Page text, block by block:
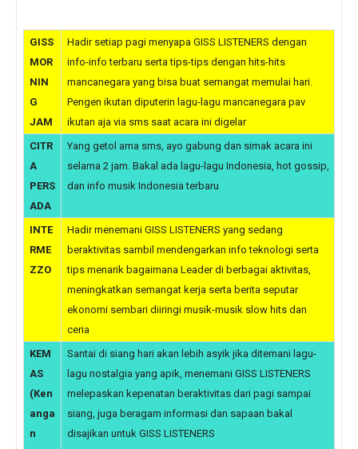
GISS
MOR
NIN
G
JAM
Hadir setiap pagi menyapa GISS LISTENERS dengan
info-info terbaru serta tips-tips dengan hits-hits
mancanegara yang bisa buat semangat memulai hari.
Pengen ikutan diputerin lagu-lagu mancanegara pav
ikutan aja via sms saat acara ini digelar
CITR
A
PERS
ADA
Yang getol ama sms, ayo gabung dan simak acara ini
selama 2 jam. Bakal ada lagu-lagu Indonesia, hot gossip,
dan info musik Indonesia terbaru
INTE
RME
ZZO
Hadir menemani GISS LISTENERS yang sedang
beraktivitas sambil mendengarkan info teknologi serta
tips menarik bagaimana Leader di berbagai aktivitas,
meningkatkan semangat kerja serta berita seputar
ekonomi sembari diiringi musik-musik slow hits dan
ceria
KEM
AS
(Ken
anga
n
Santai di siang hari akan lebih asyik jika ditemani lagu-
lagu nostalgia yang apik, menemani GISS LISTENERS
melepaskan kepenatan beraktivitas dari pagi sampai
siang, juga beragam informasi dan sapaan bakal
disajikan untuk GISS LISTENERS